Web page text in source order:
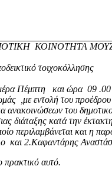
ΚΟΙΝΟΤΗΤΑ
τοιχοκόλλησης
Πέμπτη και ώρα 09
,με εντολή του
ανακοινώσεων του
διάταξης κατά την
περιλαμβάνεται και η
και 2.Καφαντάρης
πρακτικό αυτό.